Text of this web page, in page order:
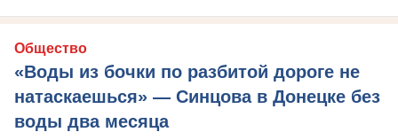
Общество
«Воды из бочки по разбитой дороге не
натаскаешься» — Синцова в Донецке без
воды два месяца